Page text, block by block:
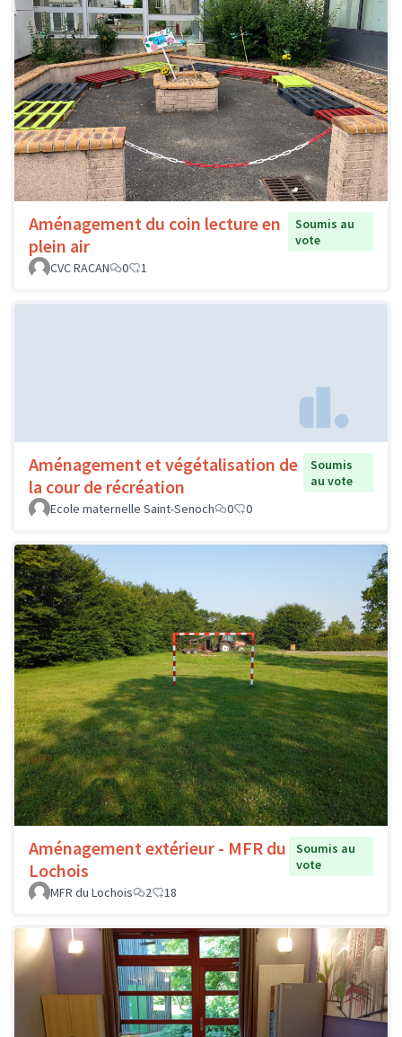
Aménagement du coin lecture en
plein air
Soumis au
vote
CVC RACAN
0 1
Aménagement et végétalisation de
la cour de récréation
Soumis
au vote
Ecole maternelle Saint-Senoch
0 0
Aménagement extérieur - MFR du
Lochois
Soumis au
vote
MFR du Lochois
2 18